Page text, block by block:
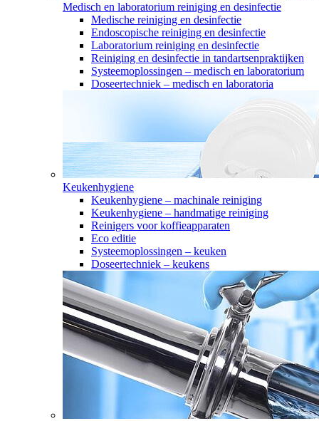
Medisch en laboratorium reiniging en desinfectie
Medische reiniging en desinfectie
Endoscopische reiniging en desinfectie
Laboratorium reiniging en desinfectie
Reiniging en desinfectie in tandartsenpraktijken
Systeemoplossingen – medisch en laboratorium
Doseertechniek – medisch en laboratoria
Keukenhygiene
Keukenhygiene – machinale reiniging
Keukenhygiene – handmatige reiniging
Reinigers voor koffieapparaten
Eco editie
Systeemoplossingen – keuken
Doseertechniek – keukens